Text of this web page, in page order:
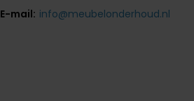
E-mail: info@meubelonderhoud.nl